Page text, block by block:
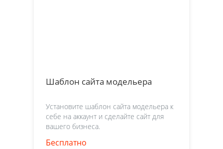
Шаблон сайта модельера
Установите шаблон сайта модельера к
себе на аккаунт и сделайте сайт для
вашего бизнеса.
Бесплатно